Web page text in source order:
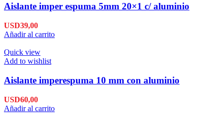
Aislante imper espuma 5mm 20×1 c/ aluminio
USD39,00
Añadir al carrito
Quick view
Add to wishlist
Aislante imperespuma 10 mm con aluminio
USD60,00
Añadir al carrito